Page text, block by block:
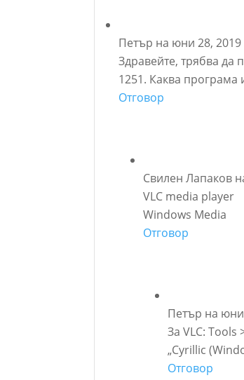
Петър на юни 28,
Здравейте, трябва да
1251. Каква програма
Отговор
Свилен Лапаков
VLC media player
Windows Media
Отговор
Петър на юни
За VLC:
„Cyrillic
Отговор